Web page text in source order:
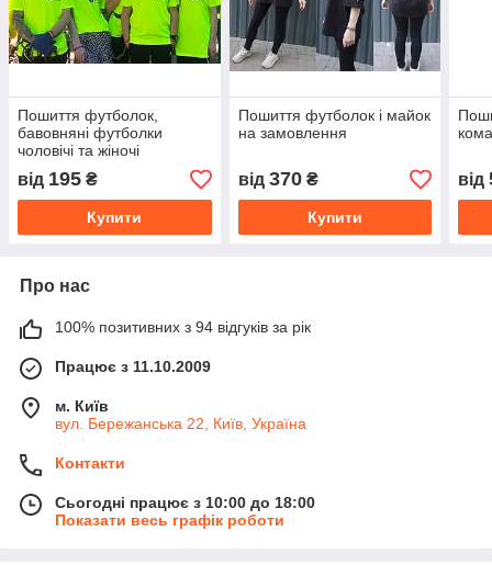
Пошиття футболок,
бавовняні футболки
чоловічі та жіночі
від 195 ₴
Купити
Пошиття футболок і майок
на замовлення
від 370₴
Купити
від
Про нас
100% позитивних з 94 відгуків за рік
Працює з 11.10.2009
м. Київ
вул. Бережанська 22, Київ, Україна
Контакти
Сьогодні працює з 10:00 до 18:00
Показати весь графік роботи